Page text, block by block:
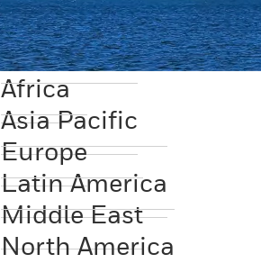
Africa
Asia Pacific
Europe
Latin America
Middle East
North America